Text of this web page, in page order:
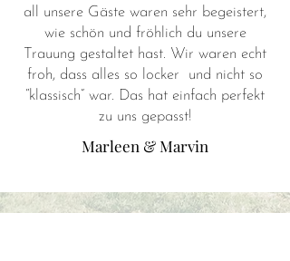
all unsere Gäste waren sehr begeistert,
wie schön und fröhlich du unsere
Trauung gestaltet hast. Wir waren echt
froh, dass alles so locker und nicht so
“klassisch” war. Das hat einfach perfekt
zu uns gepasst!
Marleen & Marvin